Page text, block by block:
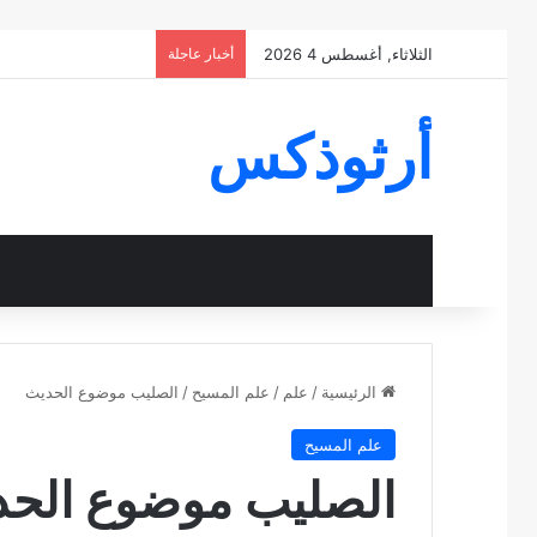
الثلاثاء, أغسطس 4 2026 أخبار عاجلة
أرثوذكس
الرئيسية / علم / علم المسيح / الصليب موضوع الحديث
علم المسيح
الصليب موضوع